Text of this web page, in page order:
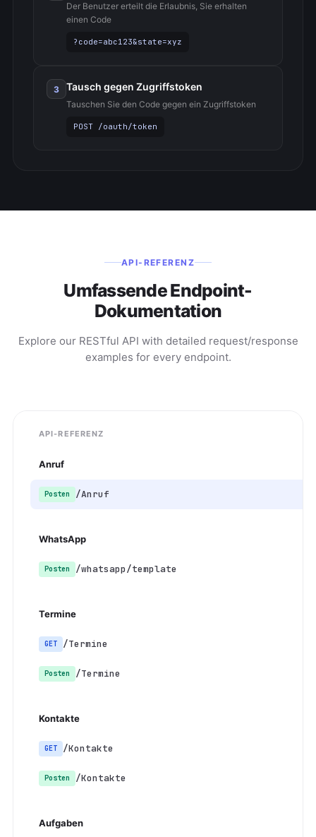
Der Benutzer erteilt die Erlaubnis, Sie erhalten
einen Code
?code=abc123&state=xyz
3 Tausch gegen Zugriffstoken
Tauschen Sie den Code gegen ein Zugriffstoken
POST /oauth/token
API-REFERENZ
Umfassende Endpoint-
Dokumentation
Explore our RESTful API with detailed request/response
examples for every endpoint.
API-REFERENZ
Anruf
Posten /Anruf
WhatsApp
Posten /whatsapp/template
Termine
GET /Termine
Posten /Termine
Kontakte
GET /Kontakte
Posten /Kontakte
Aufgaben